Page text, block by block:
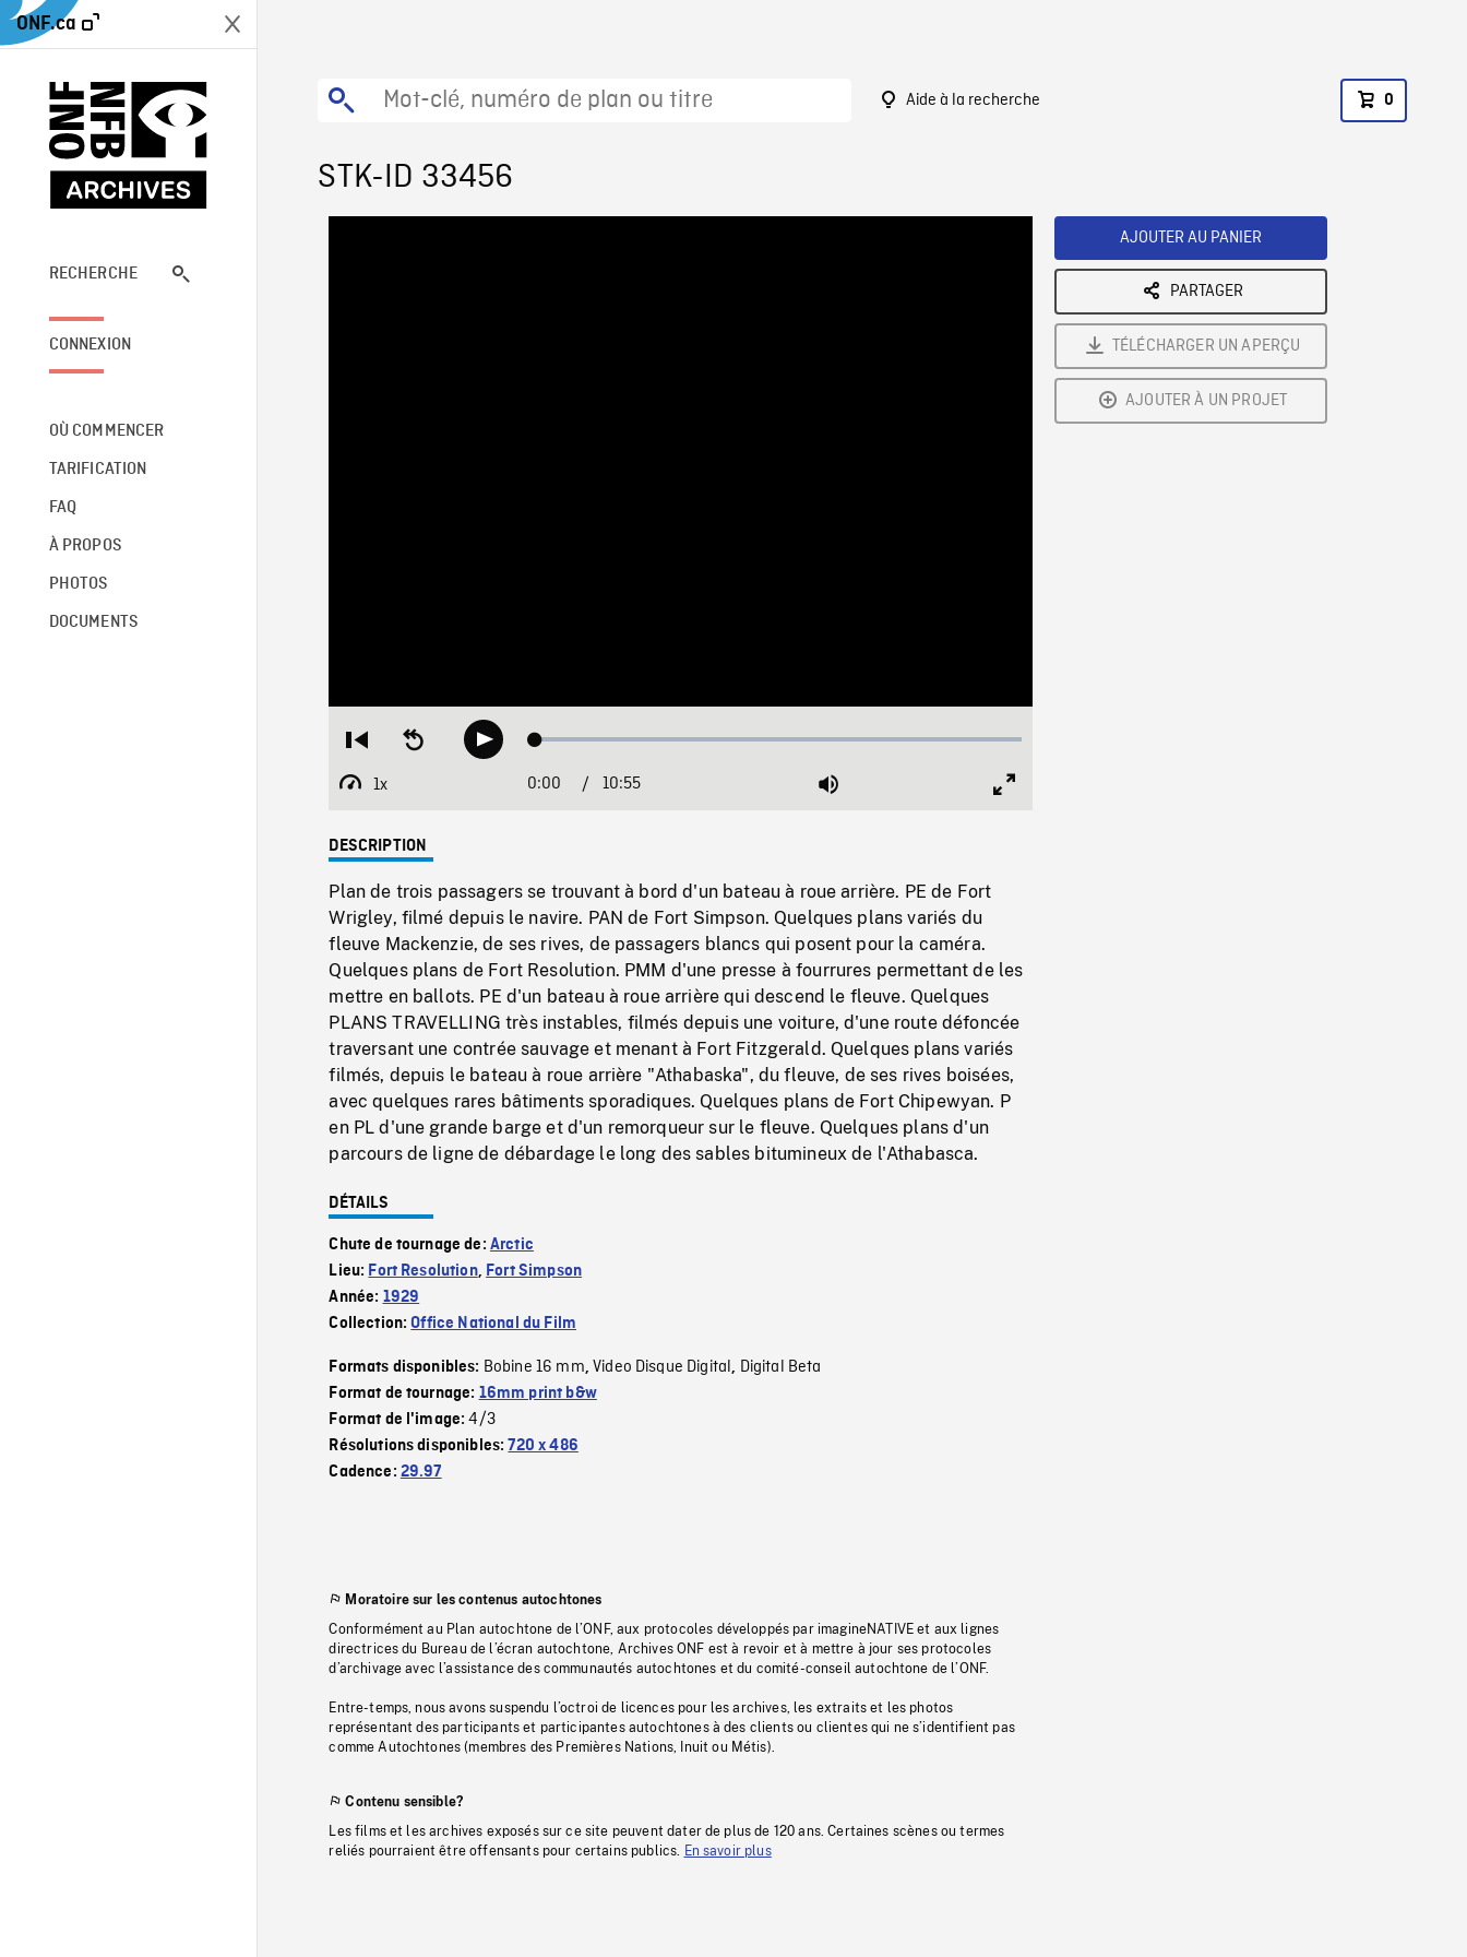
ONF.ca
RECHERCHE
CONNEXION
OÙ COMMENCER
TARIFICATION
FAQ
À PROPOS
PHOTOS
DOCUMENTS
Aide à la recherche 0
STK-ID 33456
Restart
beginning
Seek
backwardPlay Loaded:
1x
Playback
Current
0:00 / Duration
10:55 Mute
DESCRIPTION
Plan de trois passagers se trouvant à bord d'un bateau à roue arrière. PE de Fort
Wrigley, filmé depuis le navire. PAN de Fort Simpson. Quelques plans variés du
fleuve Mackenzie, de ses rives, de passagers blancs qui posent pour la caméra.
Quelques plans de Fort Resolution. PMM d'une presse à fourrures permettant de les
mettre en ballots. PE d'un bateau à roue arrière qui descend le fleuve. Quelques
PLANS TRAVELLING très instables, filmés depuis une voiture, d'une route défoncée
traversant une contrée sauvage et menant à Fort Fitzgerald. Quelques plans variés
filmés, depuis le bateau à roue arrière "Athabaska", du fleuve, de ses rives boisées,
avec quelques rares bâtiments sporadiques. Quelques plans de Fort Chipewyan. P
en PL d'une grande barge et d'un remorqueur sur le fleuve. Quelques plans d'un
parcours de ligne de débardage le long des sables bitumineux de l'Athabasca.
DÉTAILS
Chute de tournage de: Arctic
Lieu: Fort Resolution, Fort Simpson
Année: 1929
Collection:Office National du Film
Formats disponibles: Bobine 16 mm,Video Disque Digital, Digital Beta
Format de tournage: 16mm print b&w
Format de l'image:4/3
Résolutions disponibles:720 x 486
Cadence: 29.97
Moratoire sur les contenus autochtones
Conformément au Plan autochtone de l’ONF, aux protocoles développés par imagineNATIVE et aux lignes
directrices du Bureau de l’écran autochtone, Archives ONF est à revoir et à mettre à jour ses protocoles
d’archivage avec l’assistance des communautés autochtones et du comité-conseil autochtone de l’ONF.
Entre-temps, nous avons suspendu l’octroi de licences pour les archives, les extraits et les photos
représentant des participants et participantes autochtones à des clients ou clientes qui ne s’identifient pas
comme Autochtones (membres des Premières Nations, Inuit ou Métis).
Contenu sensible?
Les films et les archives exposés sur ce site peuvent dater de plus de 120 ans. Certaines scènes ou termes
reliés pourraient être offensants pour certains publics.
En savoir plus
AJOUTER AU PANIER
PARTAGER
TÉLÉCHARGER UN APERÇU
AJOUTER À UN PROJET